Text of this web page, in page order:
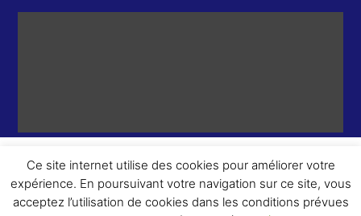
© 2026 – 2 ème Round – Tous droits réservés.
Ce site internet utilise des cookies pour améliorer votre
expérience. En poursuivant votre navigation sur ce site, vous
acceptez l’utilisation de cookies dans les conditions prévues